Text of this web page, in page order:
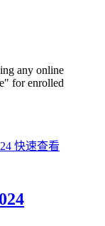
any online
for enrolled
快速查看